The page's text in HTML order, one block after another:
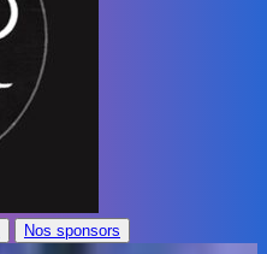
Nos sponsors